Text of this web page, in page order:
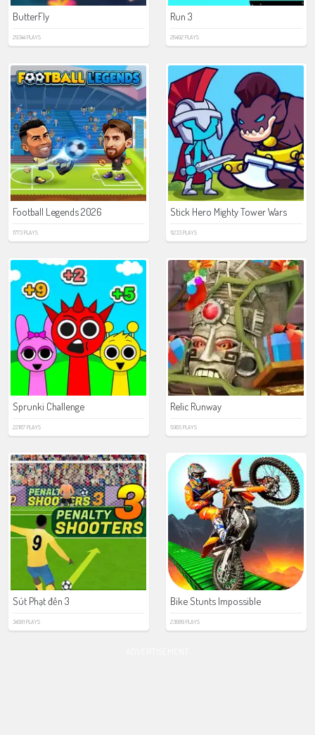
ButterFly
29344 PLAYS
Run 3
26492 PLAYS
Football Legends 2026
1773 PLAYS
Stick Hero Mighty Tower Wars
11233 PLAYS
Sprunki Challenge
22187 PLAYS
Relic Runway
5965 PLAYS
Sút Phạt đền 3
34581 PLAYS
Bike Stunts Impossible
23689 PLAYS